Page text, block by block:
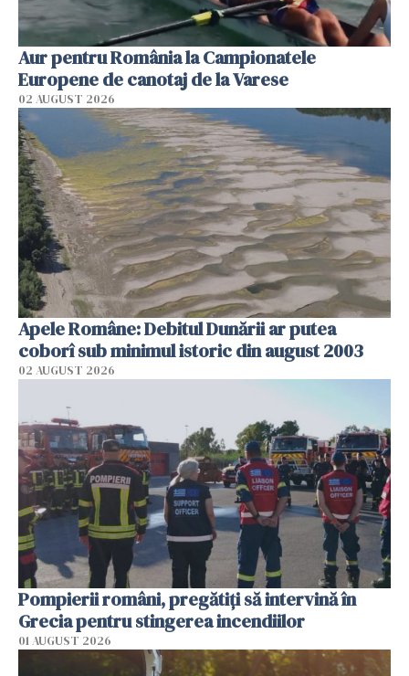
Aur pentru România la Campionatele
Europene de canotaj de la Varese
02 AUGUST 2026
Apele Române: Debitul Dunării ar putea
coborî sub minimul istoric din august 2003
02 AUGUST 2026
Pompierii români, pregătiţi să intervină în
Grecia pentru stingerea incendiilor
01 AUGUST 2026